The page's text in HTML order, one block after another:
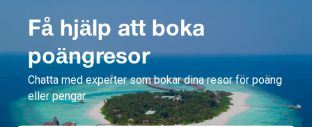
Få hjälp att boka
poängresor
Chatta med experter som bokar dina resor för poäng
eller pengar.